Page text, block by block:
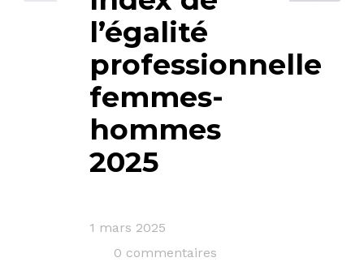
l’égalité
professionnelle
femmes-
hommes
2025
1 mars 2025
0 commentaires